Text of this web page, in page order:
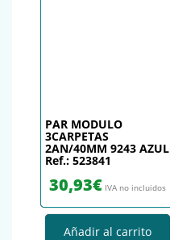
PAR MODULO
3CARPETAS
2AN/40MM 9243 AZUL
Ref.: 523841
30,93€ IVA no incluidos
Añadir al carrito